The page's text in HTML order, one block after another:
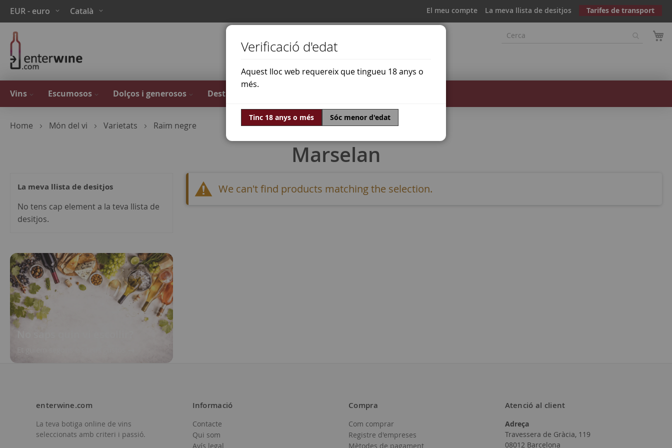
El meu compte La meva llista de desitjos Tarifes de transport
Skip
to
Content
Moneda
EUR - euro Language
Català
Vins Escumosos Dolços i generosos Destil·lats
Home Món del vi Varietats Raïm negre
Marselan
We can't find products matching the selection.
La meva llista de desitjos
No tens cap element a la teva llista de
desitjos.
enterwine.com
La teva botiga online de vins
seleccionats amb criteri i passió.
Informació
Contacte
Qui som
Avís legal
Compra
Com comprar
Registre d'empreses
Mètodes de pagament
Atenció al client
Adreça
Travessera de Gràcia, 119
08012 Barcelona
Verificació d'edat
Aquest lloc web requereix que tingueu 18 anys o
més.
Tinc 18 anys o més Sóc menor d'edat